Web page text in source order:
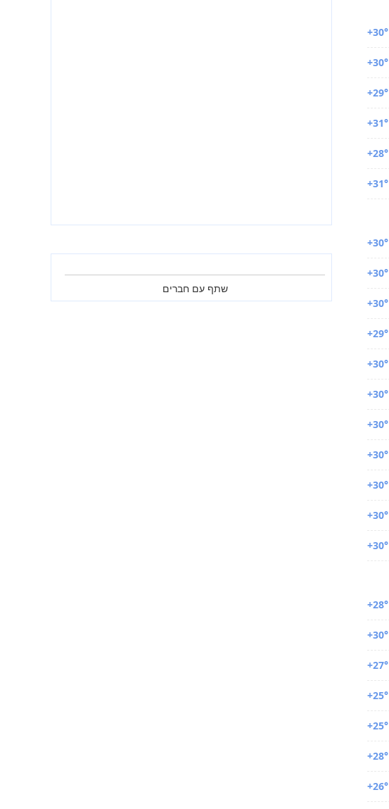
שתף עם חברים
+30°
+30°
+29°
+31°
+28°
+31°
+30°
+30°
+30°
+29°
+30°
+30°
+30°
+30°
+30°
+30°
+30°
+28°
+30°
+27°
+25°
+25°
+28°
+26°